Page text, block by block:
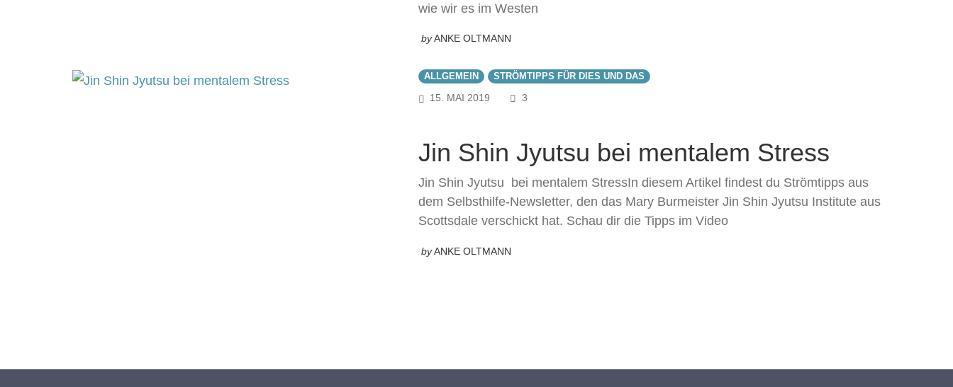
wie wir es im Westen
by ANKE OLTMANN
ALLGEMEIN STRÖMTIPPS FÜR DIES UND DAS
15. MAI 2019 3COMMENTS
Jin Shin Jyutsu bei mentalem Stress
Jin Shin Jyutsu bei mentalem StressIn diesem Artikel findest du Strömtipps aus
dem Selbsthilfe-Newsletter, den das Mary Burmeister Jin Shin Jyutsu Institute aus
Scottsdale verschickt hat. Schau dir die Tipps im Video
by ANKE OLTMANN